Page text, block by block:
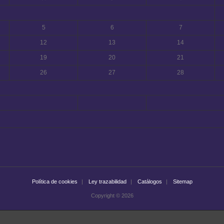
5 6 7
12 13 14
19 20 21
26 27 28
Política de cookies Ley trazabilidad Catálogos Sitemap
Copyright © 2026